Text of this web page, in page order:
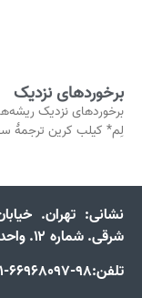
برخوردهای نزدیک
برخوردهای نزدیک
لِم* کیلب کرین
نشانی: تهران.
شرقی. شماره ۱۲. واحد ۳۶ کدپستی: ۱۳۱۵۸۸۳۴۷۴
تلفن:98-66968097-021 ایمیل: info@jahaneketab.ir